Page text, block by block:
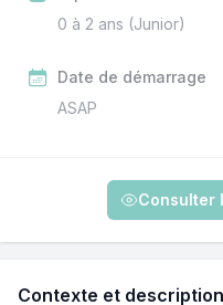
0 à 2 ans (Junior)
Date de démarrage
ASAP
Consulter
Contexte et